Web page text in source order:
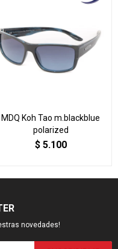
MDQ Koh Tao m.blackblue
polarized
$ 5.100
novedades!